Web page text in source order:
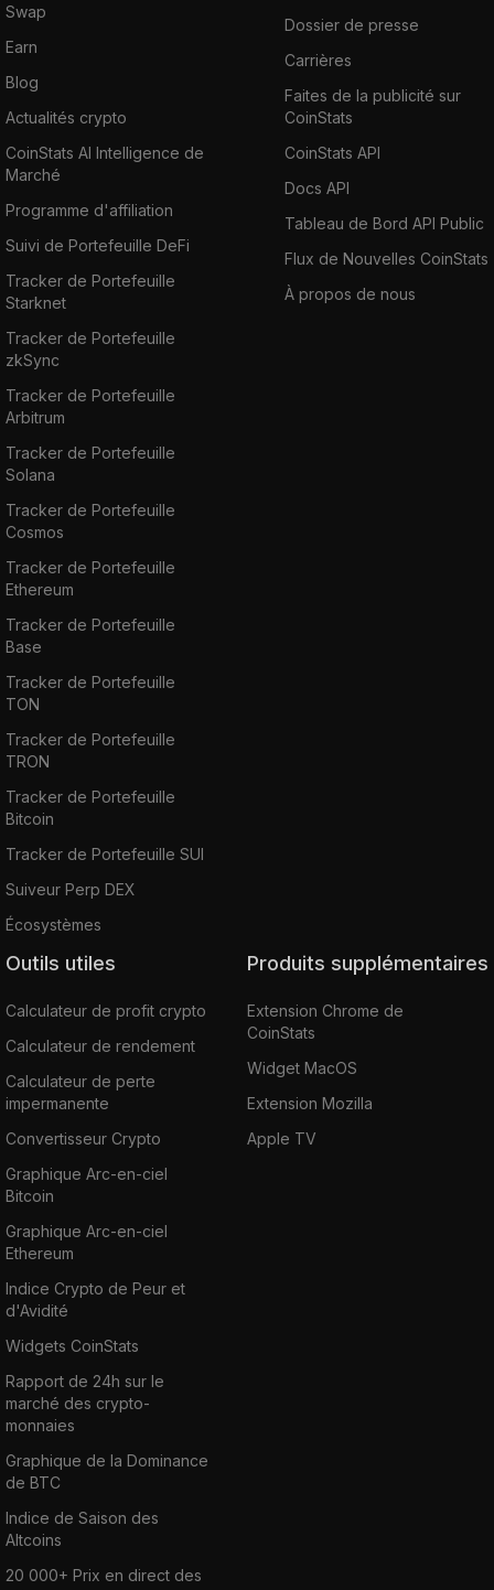
Swap
Earn
Blog
Actualités crypto
CoinStats AI Intelligence de
Marché
Programme d'affiliation
Suivi de Portefeuille DeFi
Tracker de Portefeuille
Starknet
Tracker de Portefeuille
zkSync
Tracker de Portefeuille
Arbitrum
Tracker de Portefeuille
Solana
Tracker de Portefeuille
Cosmos
Tracker de Portefeuille
Ethereum
Tracker de Portefeuille
Base
Tracker de Portefeuille
TON
Tracker de Portefeuille
TRON
Tracker de Portefeuille
Bitcoin
Tracker de Portefeuille SUI
Suiveur Perp DEX
Écosystèmes
Dossier de presse
Carrières
Faites de la publicité sur
CoinStats
CoinStats API
Docs API
Tableau de Bord API Public
Flux de Nouvelles CoinStats
À propos de nous
Outils utiles
Calculateur de profit crypto
Calculateur de rendement
Calculateur de perte
impermanente
Convertisseur Crypto
Graphique Arc-en-ciel
Bitcoin
Graphique Arc-en-ciel
Ethereum
Indice Crypto de Peur et
d'Avidité
Widgets CoinStats
Rapport de 24h sur le
marché des crypto-
monnaies
Graphique de la Dominance
de BTC
Indice de Saison des
Altcoins
20 000+ Prix en direct des
Produits supplémentaires
Extension Chrome de
CoinStats
Widget MacOS
Extension Mozilla
Apple TV